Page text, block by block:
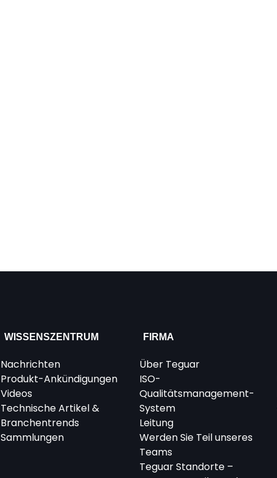
WISSENSZENTRUM
Nachrichten
Produkt-Ankündigungen
Videos
Technische Artikel &
Branchentrends
Sammlungen
FIRMA
Über Teguar
ISO-
Qualitätsmanagement-
System
Leitung
Werden Sie Teil unseres
Teams
Teguar Standorte –